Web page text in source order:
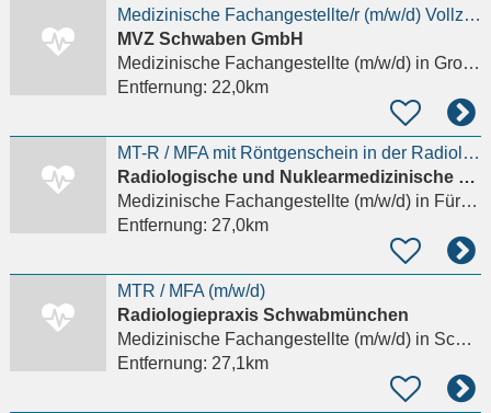
Medizinische Fachangestellte/r (m/w/d) Vollzeit oder Teilzeit
MVZ Schwaben GmbH
Medizinische Fachangestellte (m/w/d)in Großaitingen
Entfernung: 22,0km
MT-R / MFA mit Röntgenschein in der Radiologie (m/w/d)
Radiologische und Nuklearmedizinische Partnerschaftsgesellschaft
Medizinische Fachangestellte (m/w/d)in Fürstenfeldbruck
Entfernung: 27,0km
MTR / MFA (m/w/d)
Radiologiepraxis Schwabmünchen
Medizinische Fachangestellte (m/w/d)in Schwabmünchen
Entfernung: 27,1km